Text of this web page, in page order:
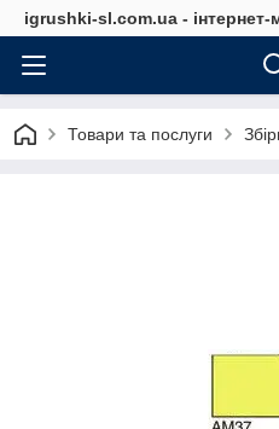
igrushki-sl.com.ua -
Товари та послуги